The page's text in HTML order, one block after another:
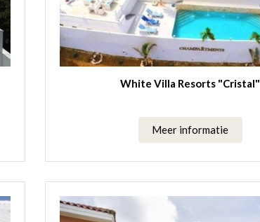
White Villa Resorts "Cristal"
Meer informatie